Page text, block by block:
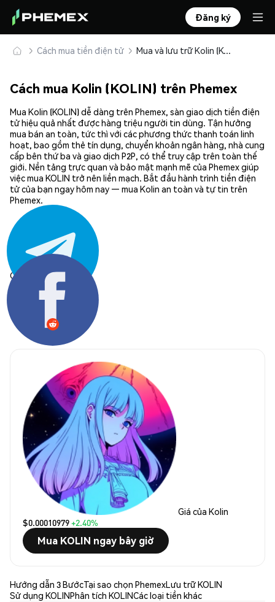
Đăng ký
Cách mua tiền điện tử Mua và lưu trữ Kolin (KOLIN) an toàn
Cách mua Kolin (KOLIN) trên Phemex
Mua Kolin (KOLIN) dễ dàng trên Phemex, sàn giao dịch tiền điện
tử hiệu quả nhất được hàng triệu người tin dùng. Tận hưởng
mua bán an toàn, tức thì với các phương thức thanh toán linh
hoạt, bao gồm thẻ tín dụng, chuyển khoản ngân hàng, nhà cung
cấp bên thứ ba và giao dịch P2P, có thể truy cập trên toàn thế
giới. Nền tảng trực quan và bảo mật mạnh mẽ của Phemex giúp
việc mua KOLIN trở nên liền mạch. Bắt đầu hành trình tiền điện
tử của bạn ngay hôm nay — mua Kolin an toàn và tự tin trên
Phemex.
Chia sẻ:
Giá của Kolin
$0.00010979+2.40%
Mua KOLIN ngay bây giờ
Hướng dẫn 3 BướcTại sao chọn PhemexLưu trữ KOLIN
Sử dụng KOLINPhân tích KOLINCác loại tiền khác